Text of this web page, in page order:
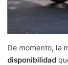
De momento, la
disponibilidad